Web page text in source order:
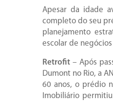
Apesar da idade
completo do seu
planejamento
escolar de
Retrofit – Após
Dumont no Rio, a
60 anos, o prédio
Imobiliário